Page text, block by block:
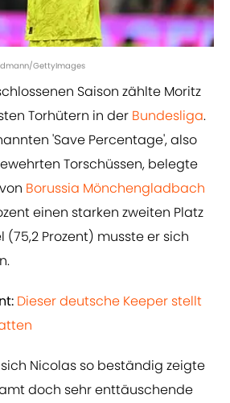
GettyImages
Saison zählte Moritz
Torhütern in der Bundesliga.
'Save Percentage', also
Torschüssen, belegte
Borussia Mönchengladbach
einen starken zweiten Platz
(75,2 Prozent) musste er sich
Dieser deutsche Keeper stellt
Nicolas so beständig zeigte
doch sehr enttäuschende